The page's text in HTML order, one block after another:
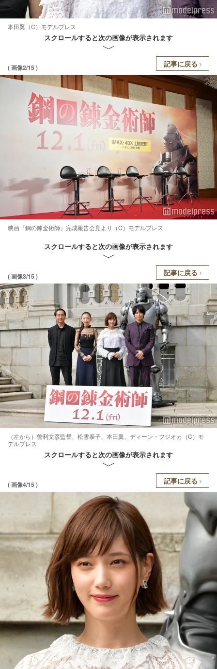
本田翼（C）モデルプレス
スクロールすると次の画像が表示されます
( 画像2/15 ) 記事に戻る
映画『鋼の錬金術師』完成報告会見より（C）モデルプレス
スクロールすると次の画像が表示されます
( 画像3/15 ) 記事に戻る
（左から）曽利文彦監督、松雪泰子、本田翼、ディーン・フジオカ（C）モ
デルプレス
スクロールすると次の画像が表示されます
( 画像4/15 ) 記事に戻る